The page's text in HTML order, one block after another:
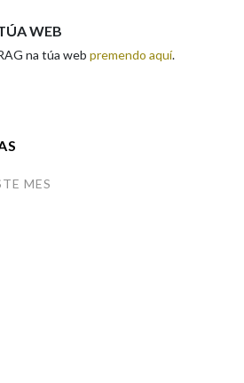
vixente en materia de
Persoal, a Real Academia
usuarios que faciliten o seu correo
outra información de carácter
serán obxecto de tratamento
WEB
na túa web premendo aquí.
MES